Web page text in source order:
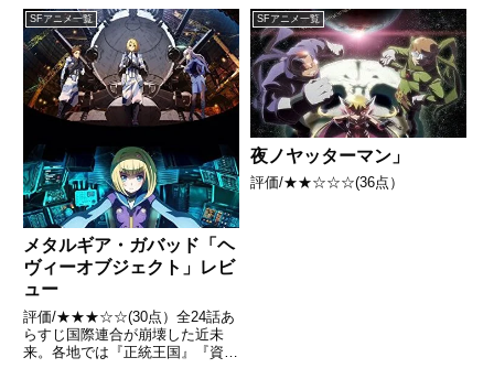
SFアニメ一覧
メタルギア・ガバッド「ヘ
ヴィーオブジェクト」レビ
ュー
評価/★★★☆☆(30点）全24話あ
らすじ国際連合が崩壊した近未
来。各地では『正統王国』『資本
SFアニメ一覧
夜ノヤッターマン」
評価/★★☆☆☆(36点）